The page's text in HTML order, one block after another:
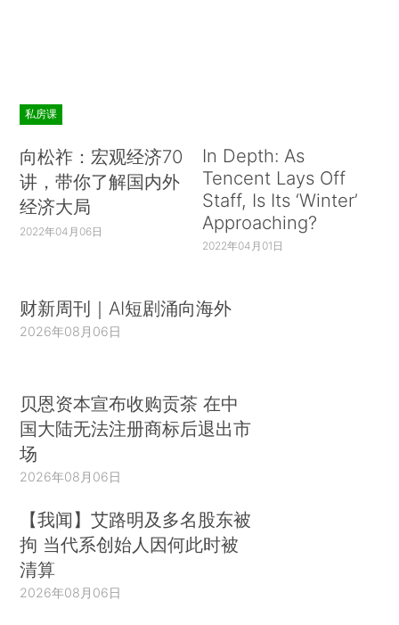
私房课
向松祚：宏观经济70
讲，带你了解国内外
经济大局
2022年04月06日
In Depth: As
Tencent Lays Off
Staff, Is Its ‘Winter’
Approaching?
2022年04月01日
财新周刊｜AI短剧涌向海外
2026年08月06日
贝恩资本宣布收购贡茶 在中
国大陆无法注册商标后退出市
场
2026年08月06日
【我闻】艾路明及多名股东被
拘 当代系创始人因何此时被
清算
2026年08月06日